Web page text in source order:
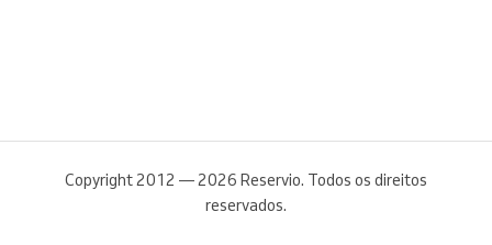
Copyright 2012 — 2026 Reservio. Todos os direitos
reservados.